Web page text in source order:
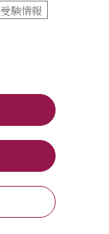
お問い合わせ
受験情報